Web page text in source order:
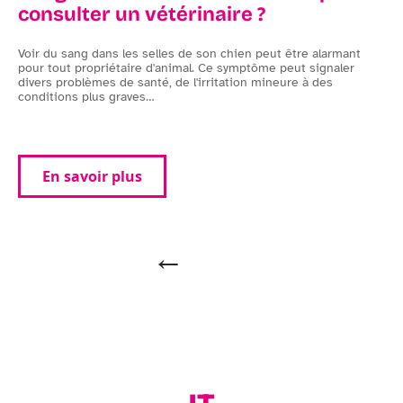
consulter un vétérinaire ?
Voir du sang dans les selles de son chien peut être alarmant
pour tout propriétaire d'animal. Ce symptôme peut signaler
divers problèmes de santé, de l'irritation mineure à des
conditions plus graves…
En savoir plus